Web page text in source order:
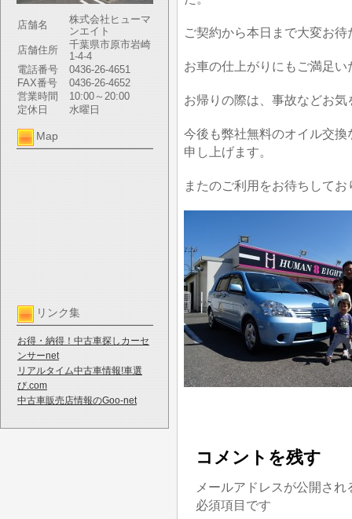
店舗名
株式会社ヒューマ
ンエイト
店舗住所
千葉県市原市岩崎
1-4-4
電話番号
0436-26-4651
FAX番号
0436-26-4652
営業時間
10:00～20:00
定休日
水曜日
Map
リンク集
お得・納得！中古車探しカーセ
ンサーnet
リアルタイム中古車情報!車選
び.com
中古車販売店情報のGoo-net
ご契約から本日まで大変お
お車の仕上がりにもご満足
お帰りの際は、事故などお気
今後も弊社無料のオイル交
申し上げます。
またのご利用をお待ちしてお
コメントを残す
メールアドレスが公開さ
必須項目です